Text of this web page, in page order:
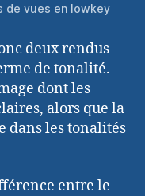
de vues en lowkey
deux rendus
de tonalité.
dont les
alors que la
dans les tonalités
entre le